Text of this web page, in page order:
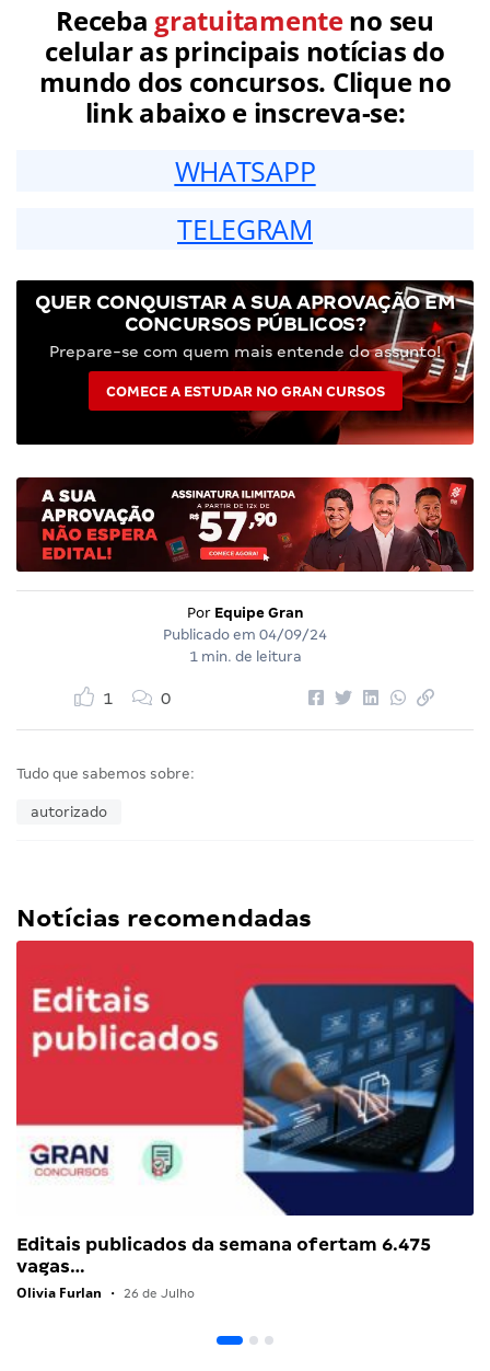
Receba gratuitamenteno seu
celular as principais notícias do
mundo dos concursos. Clique no
link abaixo e inscreva-se:
WHATSAPP
TELEGRAM
QUER CONQUISTAR A SUA APROVAÇÃO EM
CONCURSOS PÚBLICOS?
Prepare-se com quem mais entende do assunto!
COMECE A ESTUDAR NO GRAN CURSOS
Por Equipe Gran
Publicado em 04/09/24
1 min. de leitura
1 0
Tudo que sabemos sobre:
autorizado
Notícias recomendadas
Editais publicados da semana ofertam 6.475
vagas…
Olivia Furlan • 26 de Julho